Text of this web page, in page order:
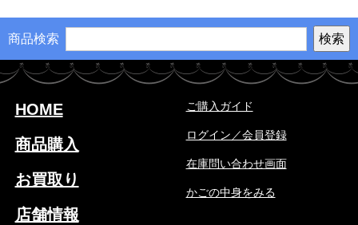
商品検索
HOME
商品購入
お買取り
店舗情報
ご購入ガイド
ログイン／会員登録
在庫問い合わせ画面
かごの中身をみる